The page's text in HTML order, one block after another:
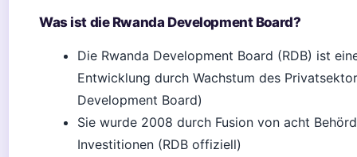
Was ist die Rwanda Development Board?
Die Rwanda Development Board (RDB) ist
Entwicklung durch Wachstum des
Development Board)
Sie wurde 2008 durch Fusion von acht
Investitionen (RDB offiziell)